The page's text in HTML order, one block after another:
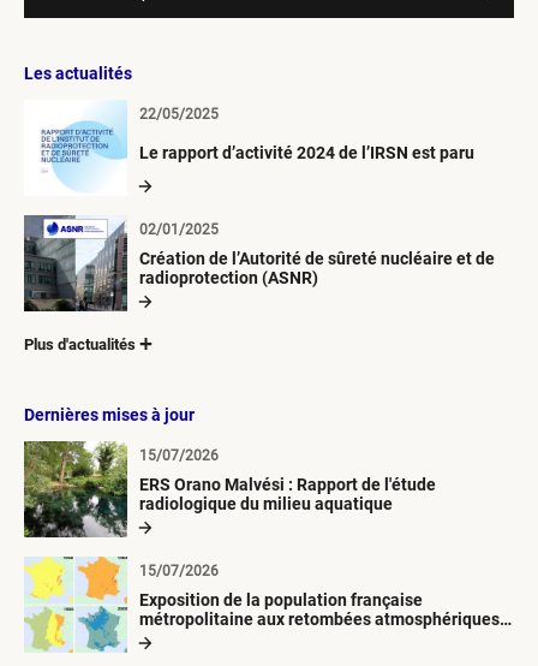
Les actualités
Le rapport d’activité 2024 de l’IRSN est paru
22/05/2025
Création de l’Autorité de sûreté nucléaire et de
radioprotection (ASNR)
02/01/2025
Plus d'actualités
Dernières mises à jour
ERS Orano Malvési : Rapport de l'étude
radiologique du milieu aquatique
15/07/2026
Exposition de la population française
métropolitaine aux retombées atmosphériques
radioactives depuis 1945
15/07/2026